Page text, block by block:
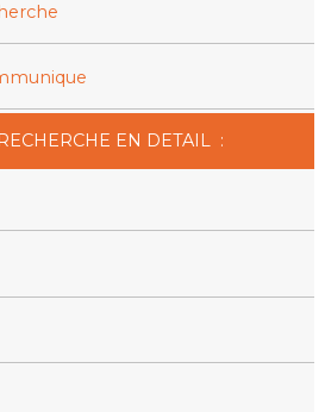
EN DETAIL :